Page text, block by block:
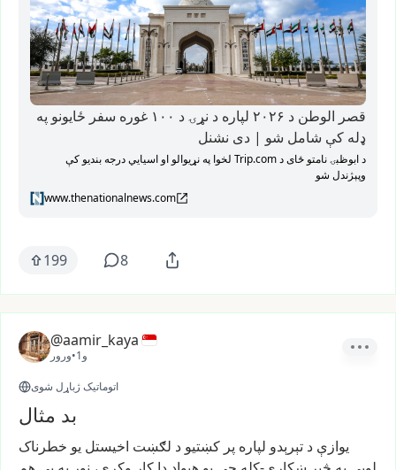
قصر الوطن د ۲۰۲۶ لپاره د نړۍ د ۱۰۰ غوره سفر ځایونو په
ډله کې شامل شو | دی نشنل
د ابوظبۍ نامتو ځای د Trip.com لخوا په نړیوالو او اسیایي درجه بندیو کې
وپېژندل شو
www.thenationalnews.com
199 8
@aamir_kaya
ورور• 1و
اتوماتیک ژباړل شوی
بد مثال
یوازې د تېرېدو لپاره پر کښتیو د لګښت اخیستل یو خطرناک